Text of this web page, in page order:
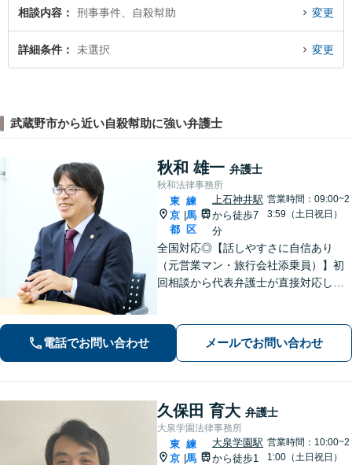
相談内容 刑事事件、自殺幇助 変更
詳細条件 未選択 変更
武蔵野市から近い自殺幇助に強い弁護士
秋和 雄一 弁護士
秋和法律事務所
東
京
都
練
馬
区
上石神井駅
から徒歩7
分
営業時間：09:00~2
3:59（土日祝日）
全国対応◎【話しやすさに自信あり
（元営業マン・旅行会社添乗員）】初
回相談から代表弁護士が直接対応し、
法の道筋をご案内し、無駄なやりとり
をしていただくことが無いように配慮
電話でお問い合わせ メールでお問い合わせ
久保田 育大 弁護士
大泉学園法律事務所
東
京
練
馬
大泉学園駅
から徒歩1
営業時間：10:00~2
1:00（土日祝日）